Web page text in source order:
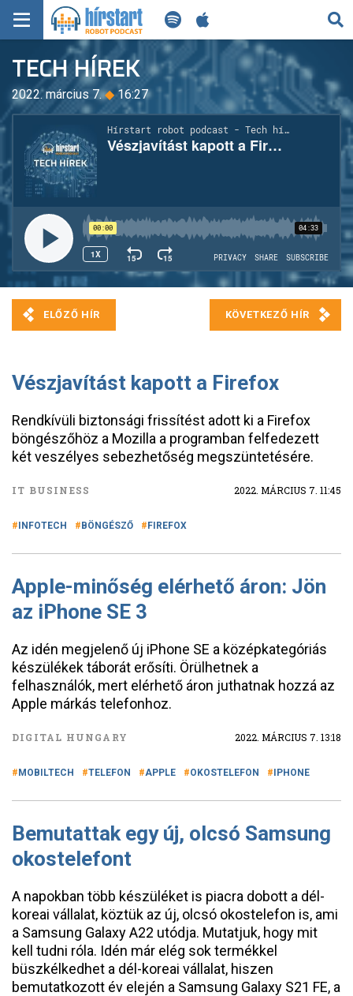
KERESÉS
KEZDŐLAP
FRISS HÍREK
TECH HÍREK
FILM-ZENE-SZÓRAKOZÁS
PLAYLIST
MI AZ A ROBOT PODCAST?
TECH HÍREK
2022. március 7.◆16:27
Vészjavítást kapott a Firefox
Rendkívüli biztonsági frissítést adott ki a Firefox
böngészőhöz a Mozilla a programban felfedezett
két veszélyes sebezhetőség megszüntetésére.
IT BUSINESS 2022. MÁRCIUS 7. 11:45
INFOTECH BÖNGÉSZŐ FIREFOX
Apple-minőség elérhető áron: Jön
az iPhone SE 3
Az idén megjelenő új iPhone SE a középkategóriás
készülékek táborát erősíti. Örülhetnek a
felhasználók, mert elérhető áron juthatnak hozzá az
Apple márkás telefonhoz.
DIGITAL HUNGARY 2022. MÁRCIUS 7. 13:18
MOBILTECH TELEFON APPLE OKOSTELEFON IPHONE
Bemutattak egy új, olcsó Samsung
okostelefont
A napokban több készüléket is piacra dobott a dél-
koreai vállalat, köztük az új, olcsó okostelefon is, ami
a Samsung Galaxy A22 utódja. Mutatjuk, hogy mit
kell tudni róla. Idén már elég sok termékkel
büszkélkedhet a dél-koreai vállalat, hiszen
bemutatkozott év elején a Samsung Galaxy S21 FE, a